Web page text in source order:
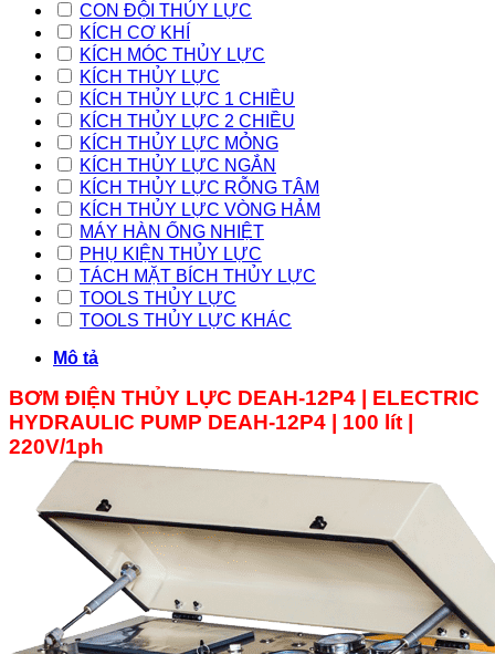
CON ĐỘI THỦY LỰC
KÍCH CƠ KHÍ
KÍCH MÓC THỦY LỰC
KÍCH THỦY LỰC
KÍCH THỦY LỰC 1 CHIỀU
KÍCH THỦY LỰC 2 CHIỀU
KÍCH THỦY LỰC MỎNG
KÍCH THỦY LỰC NGẮN
KÍCH THỦY LỰC RỖNG TÂM
KÍCH THỦY LỰC VÒNG HẢM
MÁY HÀN ỐNG NHIỆT
PHỤ KIỆN THỦY LỰC
TÁCH MẶT BÍCH THỦY LỰC
TOOLS THỦY LỰC
TOOLS THỦY LỰC KHÁC
Mô tả
BƠM ĐIỆN THỦY LỰC DEAH-12P4 | ELECTRIC
HYDRAULIC PUMP DEAH-12P4 | 100 lít |
220V/1ph